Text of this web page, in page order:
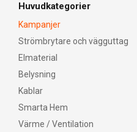
Huvudkategorier
Kampanjer
Strömbrytare och vägguttag
Elmaterial
Belysning
Kablar
Smarta Hem
Värme / Ventilation